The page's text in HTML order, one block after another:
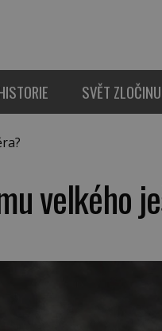
SVĚT ZLOČINU
velkého